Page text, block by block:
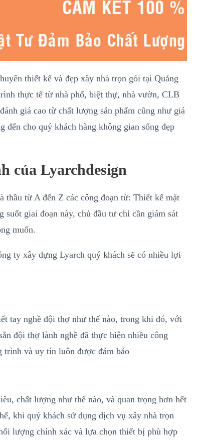
thiết kế và đẹp xây nhà trọn gói tại Quảng
thực tế từ nhà phố, biệt thự, nhà vườn, CLB
giá cao từ chất lượng sản phấm cũng như giá
cho quý khách hàng không gian sống đẹp
của Lyarchdesign
từ A đến Z các công đoạn từ: Thiết kế mặt
suốt giai đoạn này, chủ đầu tư chỉ cần giám sát
muốn.
ty xây dựng Lyarch quý khách sẽ có nhiều lợi
tay nghề đội thợ như thế nào, trong khi đó, với
đội thợ lành nghề đã thực hiện nhiều công
trình và uy tín luôn được đảm bảo
chất lượng như thế nào, và quan trọng hơn hết
khi quý khách sử dụng dịch vụ xây nhà trọn
lượng chính xác và lựa chọn thiết bị phù hợp